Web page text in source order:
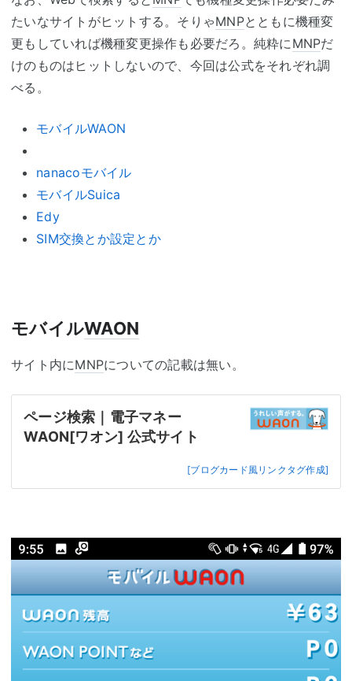
たいなサイトがヒットする。そりゃMNPとともに機種変
更もしていれば機種変更操作も必要だろ。純粋にMNPだ
けのものはヒットしないので、今回は公式をそれぞれ調
べる。
モバイルWAON
nanacoモバイル
モバイルSuica
Edy
SIM交換とか設定とか
モバイルWAON
サイト内にMNPについての記載は無い。
ページ検索｜電子マネー
WAON[ワオン] 公式サイト
[ブログカード風リンクタグ作成]